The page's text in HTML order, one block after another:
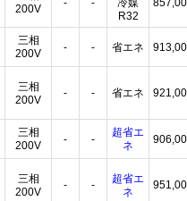
200V
R32
三相
200V
- - 省エネ
三相
200V
- - 省エネ
三相
200V
- -
超省エ
ネ
三相
200V
- -
超省エ
ネ